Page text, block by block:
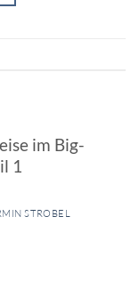
im Big-
1
STROBEL